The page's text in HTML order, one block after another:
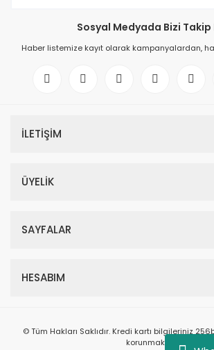
Sosyal Medyada Bizi Takip
Haber listemize kayıt olarak kampanyalardan,
İLETİŞİM
ÜYELİK
SAYFALAR
HESABIM
© Tüm Hakları Saklıdır. Kredi kartı bilgileriniz
korunmaktadır.